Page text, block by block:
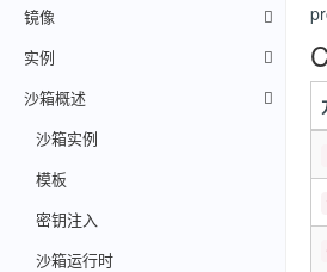
镜像
实例
沙箱概述
沙箱实例
模板
密钥注入
沙箱运行时